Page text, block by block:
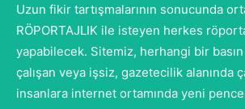
Uzun fikir tartışmalarının sonucunda
RÖPORTAJLIK ile isteyen herkes
yapabilecek. Sitemiz, herhangi bir
çalışan veya işsiz, gazetecilik alanında
insanlara internet ortamında yeni